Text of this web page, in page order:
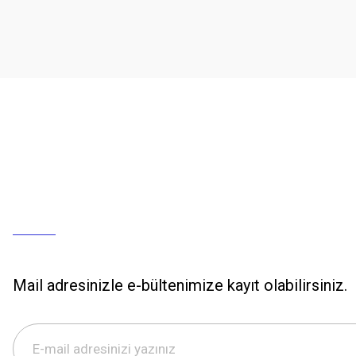
Mail adresinizle e-bültenimize kayıt olabilirsiniz.